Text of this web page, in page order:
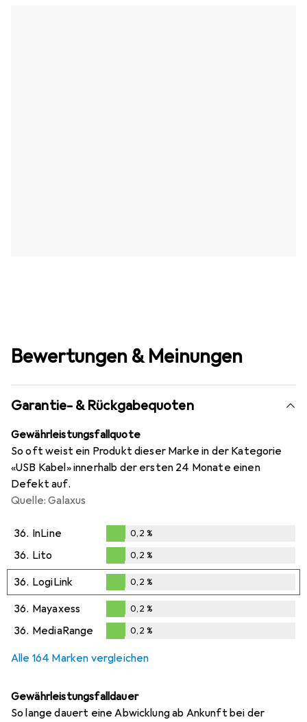
Bewertungen & Meinungen
Garantie- & Rückgabequoten
Gewährleistungsfallquote
So oft weist ein Produkt dieser Marke in der Kategorie
«USB Kabel» innerhalb der ersten 24 Monate einen
Defekt auf.
Quelle: Galaxus
36. InLine
0,2%
0,2 %
36. Lito
0,2%
0,2 %
36. LogiLink
0,2%
0,2 %
36. Mayaxess
0,2%
0,2 %
36. MediaRange 0,2 %
Alle 164 Marken vergleichen
Gewährleistungsfalldauer
So lange dauert eine Abwicklung ab Ankunft bei der